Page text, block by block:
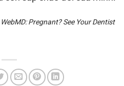
Pregnant? See Your Dentist